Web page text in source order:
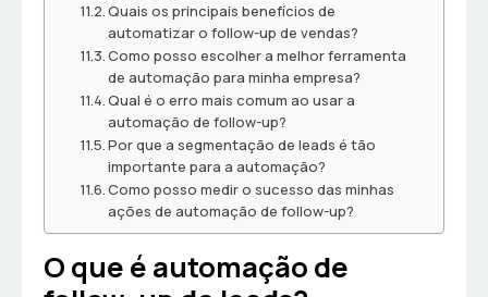
Quais os principais benefícios de
automatizar o follow-up de vendas?
Como posso escolher a melhor ferramenta
de automação para minha empresa?
Qual é o erro mais comum ao usar a
automação de follow-up?
Por que a segmentação de leads é tão
importante para a automação?
Como posso medir o sucesso das minhas
ações de automação de follow-up?
O que é automação de